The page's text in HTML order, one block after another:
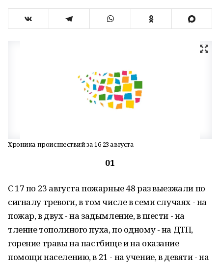
Хроника происшествий за 16-23 августа
01
С 17 по 23 августа пожарные 48 раз выезжали по
сигналу тревоги, в том числе в семи случаях - на
пожар, в двух - на задымление, в шести - на
тление тополиного пуха, по одному - на ДТП,
горение травы на пастбище и на оказание
помощи населению, в 21 - на учение, в девяти - на